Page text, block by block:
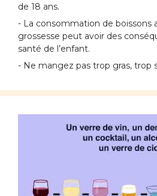
de 18 ans.
- La consommation de boissons
grossesse peut avoir des
santé de l’enfant.
- Ne mangez pas trop gras, trop